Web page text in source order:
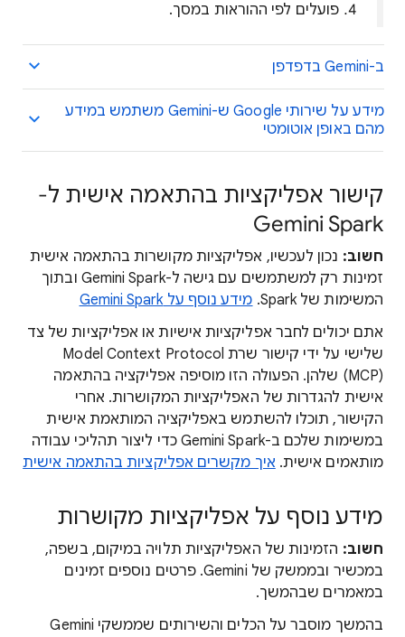
פועלים לפי ההוראות במסך.
ב-Gemini בדפדפן
מידע על שירותי Google ש-Gemini משתמש במידע
מהם באופן אוטומטי
קישור אפליקציות בהתאמה אישית ל-
Gemini Spark
חשוב: נכון לעכשיו, אפליקציות מקושרות בהתאמה אישית
זמינות רק למשתמשים עם גישה ל-Gemini Spark ובתוך
המשימות של Spark.
מידע נוסף על Gemini Spark
אתם יכולים לחבר אפליקציות אישיות או אפליקציות של צד
(MCP) שלהן. הפעולה הזו מוסיפה אפליקציה בהתאמה
אישית להגדרות של האפליקציות המקושרות. אחרי
הקישור, תוכלו להשתמש באפליקציה המותאמת אישית
במשימות שלכם ב-Gemini Spark כדי ליצור תהליכי עבודה
מותאמים אישית. איך מקשרים אפליקציות בהתאמה אישית
מידע נוסף על אפליקציות מקושרות
חשוב: הזמינות של האפליקציות תלויה במיקום, בשפה,
במכשיר ובממשק של Gemini. פרטים נוספים זמינים
במאמרים שבהמשך.
בהמשך מוסבר על הכלים והשירותים שממשקי Gemini